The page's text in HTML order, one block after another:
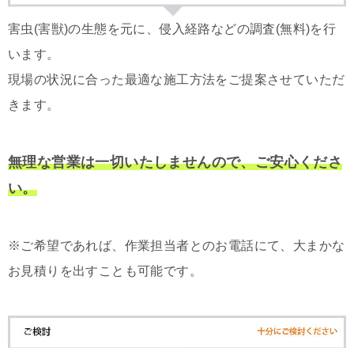
害虫(害獣)の生態を元に、侵入経路などの調査(無料)を行
います。
現場の状況に合った最適な施工方法をご提案させていただ
きます。
無理な営業は一切いたしませんので、ご安心くださ
い。
※ご希望であれば、作業担当者とのお電話にて、大まかな
お見積りを出すことも可能です。